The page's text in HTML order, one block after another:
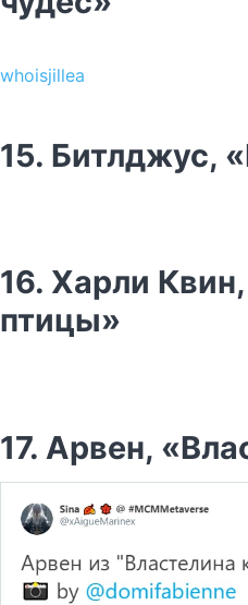
whoisjillea
15. Битлджус,
16. Харли
птицы»
17. Арвен,